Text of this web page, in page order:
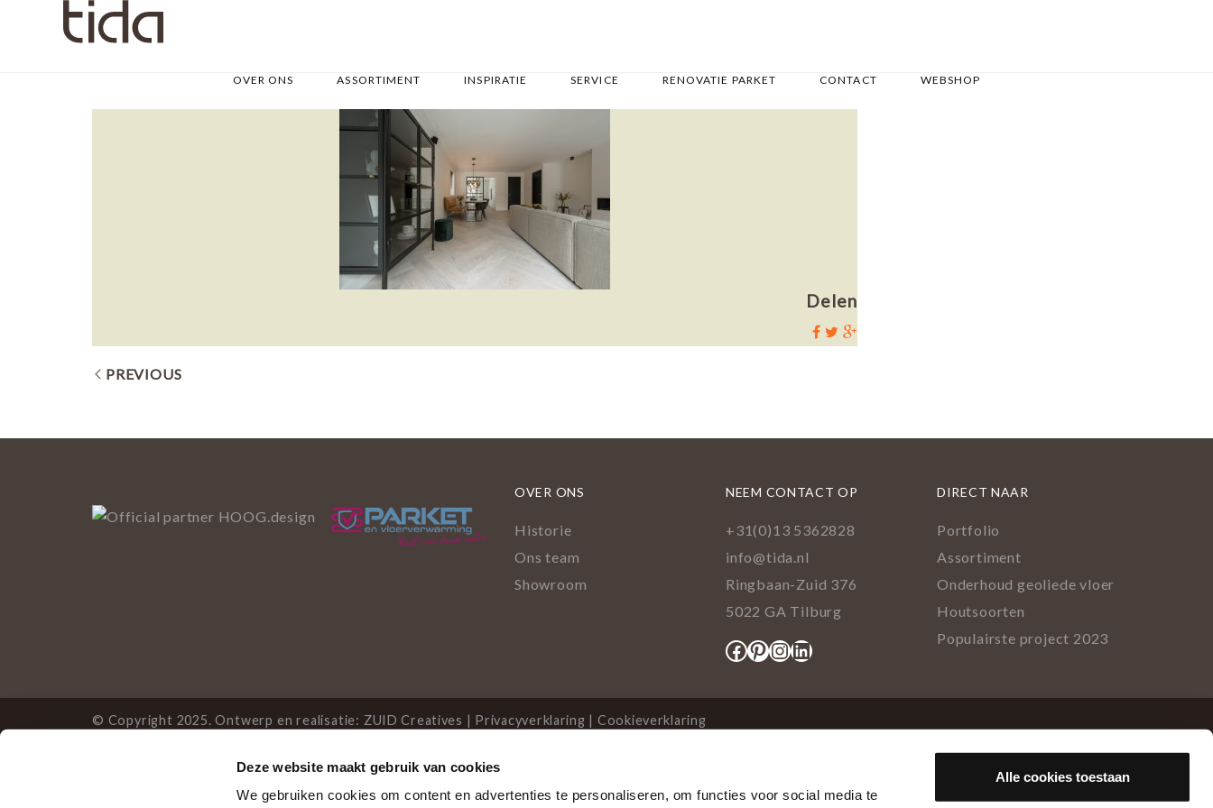
Deze website maakt gebruik van cookies
We gebruiken cookies om content en advertenties te personaliseren, om functies voor social media te
Alle cookies toestaan
OVER ONS ASSORTIMENT INSPIRATIE SERVICE RENOVATIE PARKET CONTACT WEBSHOP
Delen
PREVIOUS
OVER ONS
Historie
Ons team
Showroom
NEEM CONTACT OP
+31(0)13 5362828
info@tida.nl
Ringbaan-Zuid 376
5022 GA Tilburg
Facebook
Pinterest
Instagram
LinkedIn
DIRECT NAAR
Portfolio
Assortiment
Onderhoud geoliede vloer
Houtsoorten
Populairste project 2023
© Copyright 2025. Ontwerp en realisatie: ZUID Creatives | Privacyverklaring | Cookieverklaring
Deze website gebruikt cookies